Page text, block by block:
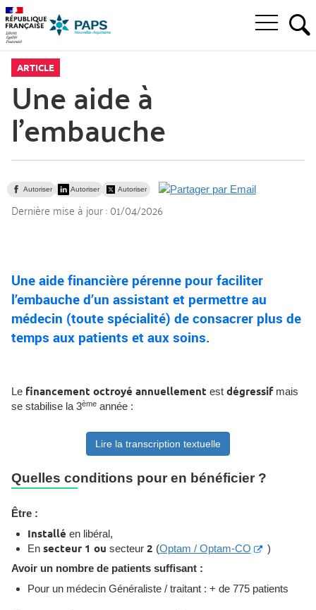
Aller
la
Aller
au
menu
Aller
au
contenu
Ouvrir
ARTICLE
Une aide à
l’embauche
Autoriser Autoriser Autoriser
Dernière mise à jour :01/04/2026
Une aide financière pérenne pour faciliter
l’embauche d’un assistant et permettre au
médecin (toute spécialité) de consacrer plus de
temps aux patients et aux soins.
Le financement octroyé annuellement est dégressifmais
se stabilise la 3ème année :
Lire la transcription textuelle
Quelles conditions pour en bénéficier ?
Être :
Installé en libéral,
En secteur 1 ou secteur 2 (Optam / Optam-CO
)
Avoir un nombre de patients suffisant :
Pour un médecin Généraliste / traitant : + de 775 patients